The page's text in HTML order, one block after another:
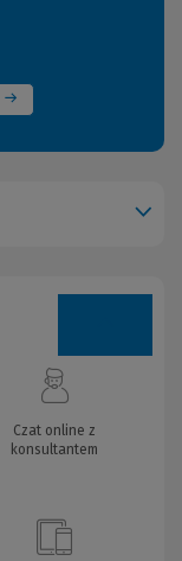
Czat online z
konsultantem